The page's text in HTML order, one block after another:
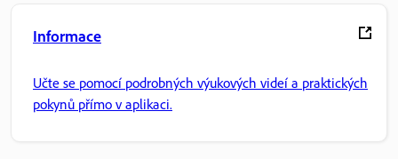
Informace
Učte se pomocí podrobných výukových videí a praktických
pokynů přímo v aplikaci.